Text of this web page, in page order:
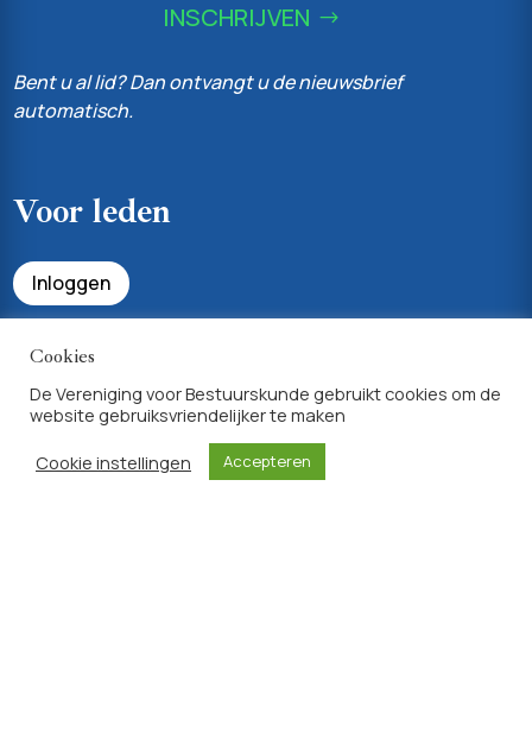
INSCHRIJVEN
Bent u al lid? Dan ontvangt u de nieuwsbrief
automatisch.
Voor leden
Inloggen
Bekijk uw profiel & lidmaatschapsvoordelen
Achtergrondinfo
Cookies
De Vereniging voor Bestuurskunde gebruikt cookies om de
website gebruiksvriendelijker te maken
Cookie instellingen
Accepteren